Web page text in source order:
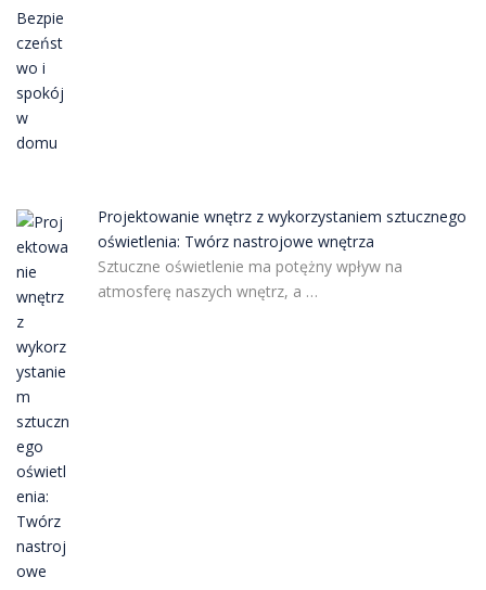
Projektowanie wnętrz z wykorzystaniem sztucznego
oświetlenia: Twórz nastrojowe wnętrza
Sztuczne oświetlenie ma potężny wpływ na
atmosferę naszych wnętrz, a …